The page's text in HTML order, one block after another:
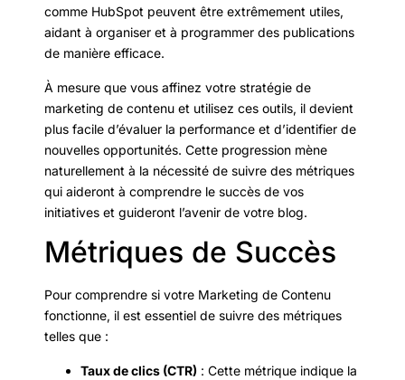
comme HubSpot peuvent être extrêmement utiles,
aidant à organiser et à programmer des publications
de manière efficace.
À mesure que vous affinez votre stratégie de
marketing de contenu et utilisez ces outils, il devient
plus facile d’évaluer la performance et d’identifier de
nouvelles opportunités. Cette progression mène
naturellement à la nécessité de suivre des métriques
qui aideront à comprendre le succès de vos
initiatives et guideront l’avenir de votre blog.
Métriques de Succès
Pour comprendre si votre Marketing de Contenu
fonctionne, il est essentiel de suivre des métriques
telles que :
Taux de clics (CTR) : Cette métrique indique la